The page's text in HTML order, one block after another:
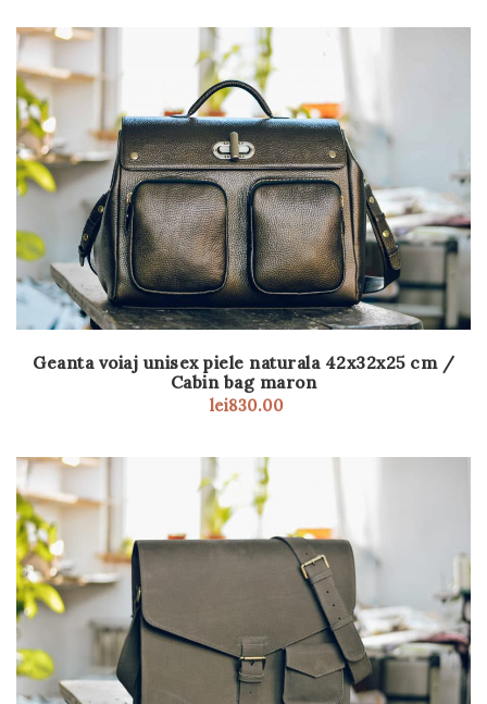
Geanta voiaj unisex piele naturala 42x32x25 cm /
Cabin bag maron
lei830.00